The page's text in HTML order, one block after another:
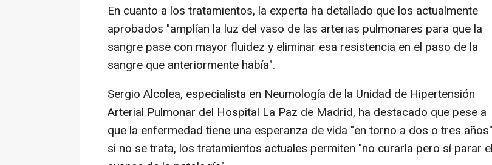
En cuanto a los tratamientos, la experta ha detallado que los actualmente
aprobados "amplían la luz del vaso de las arterias pulmonares para que la
sangre pase con mayor fluidez y eliminar esa resistencia en el paso de la
sangre que anteriormente había".
Sergio Alcolea, especialista en Neumología de la Unidad de Hipertensión
Arterial Pulmonar del Hospital La Paz de Madrid, ha destacado que pese a
que la enfermedad tiene una esperanza de vida "en torno a dos o tres años"
si no se trata, los tratamientos actuales permiten "no curarla pero sí parar el